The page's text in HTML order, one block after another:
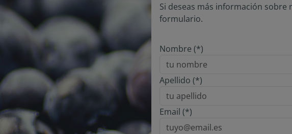
Si deseas más información
formulario.
Nombre (*)
Apellido (*)
Email (*)